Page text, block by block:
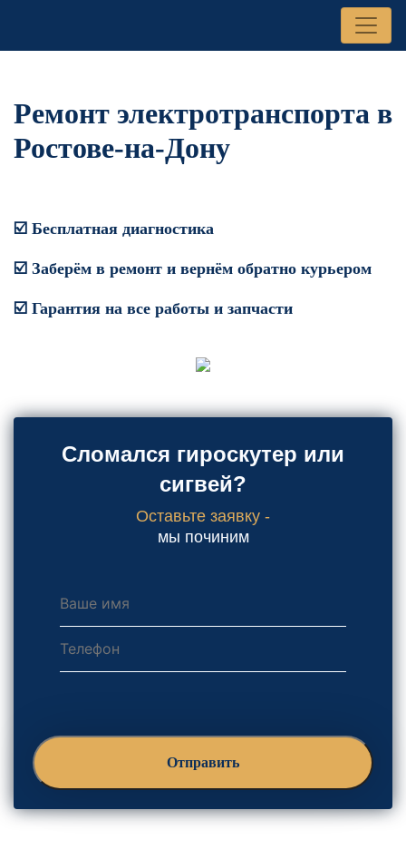
Ремонт электротранспорта в
Ростове-на-Дону
☑️ Бесплатная диагностика
☑️ Заберём в ремонт и вернём обратно курьером
☑️ Гарантия на все работы и запчасти
Сломался гироскутер или
сигвей?
Оставьте заявку -
мы починим